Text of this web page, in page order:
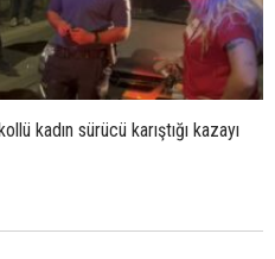
kadın sürücü karıştığı kazayı